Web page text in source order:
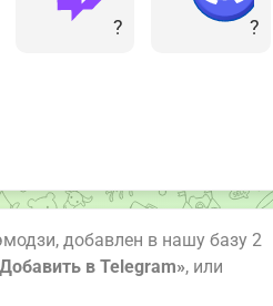
? ?
добавлен в нашу базу 2
в Telegram», или